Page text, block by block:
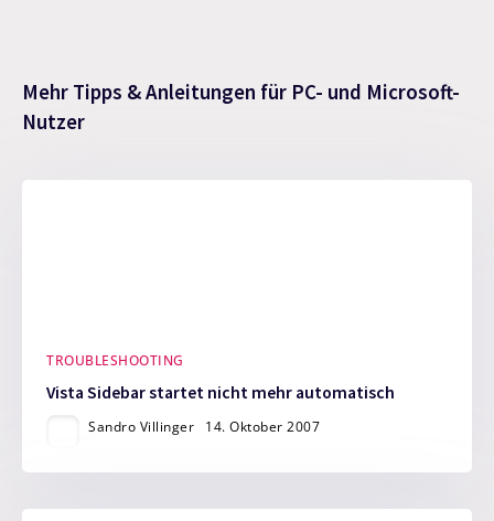
Mehr Tipps & Anleitungen für PC- und Microsoft-
Nutzer
TROUBLESHOOTING
Vista Sidebar startet nicht mehr automatisch
Sandro Villinger 14. Oktober 2007